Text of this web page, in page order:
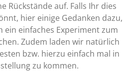
Rückstände auf. Falls Ihr dies
hier einige Gedanken dazu,
ein einfaches Experiment zum
Zudem laden wir natürlich
bzw. hierzu einfach mal in
zu kommen.